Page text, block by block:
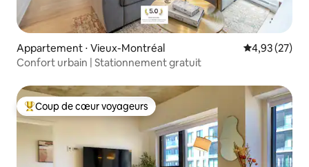
Appartement ⋅ Vieux-Montréal Évaluation
4,93 (27)
Confort urbain | Stationnement gratuit
Coups de cœur voyageurs les plus appréciés
Coup de cœur voyageurs